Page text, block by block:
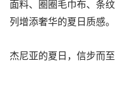
面料、圈圈毛巾布、条
列增添奢华的夏日质感。
杰尼亚的夏日，信步而至